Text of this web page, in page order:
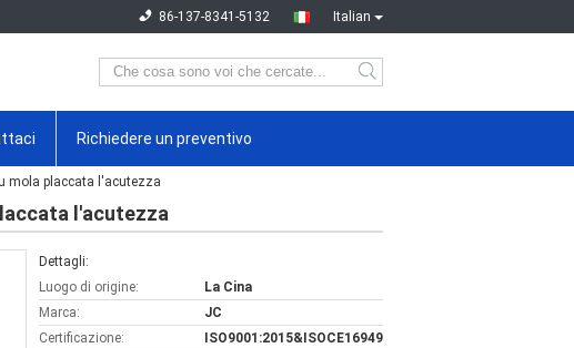
Italian
86-137-8341-5132
Richiedere un preventivo
mola placcata l'acutezza
l'acutezza
Dettagli:
Luogo di origine:
La Cina
Marca:
JC
Certificazione:
ISO9001:2015&ISOCE16949